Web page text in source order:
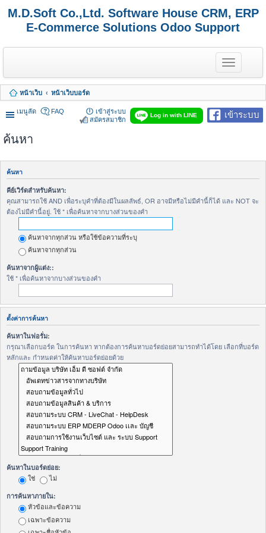
M.D.Soft Co.,Ltd. Software House CRM, ERP
E-Commerce Solutions Odoo Support
T
o
g
l
e
n
a
a
i
หน้าเว็บ หน้าเว็บบอร์ด
เมนูลัด เข้าระบบ
Log in with LINE
FAQ
เข้าสู่ระบบ
สมัครสมาชิก
ค้นหา
ค้นหา
คีย์เวิร์ดสำหรับค้นหา:
คุณสามารถใช้ AND เพื่อระบุคำที่ต้องมีในผลลัพธ์, OR อาจมีหรือไม่มีคำนี้ก็ได้ และ NOT จะ
ต้องไม่มีคำนี้อยู่. ใช้ * เพื่อค้นหาจากบางส่วนของคำ
ค้นหาจากทุกส่วน หรือใช้ข้อความที่ระบุ
ค้นหาจากทุกส่วน
ค้นหาจากผู้แต่ง::
ใช้ * เพื่อค้นหาจากบางส่วนของคำ
ตั้งค่าการค้นหา
ค้นหาในฟอรั่ม:
กรุณาเลือกบอร์ด ในการค้นหา หากต้องการค้นหาบอร์ดย่อยสามารถทำได้โดย เลือกที่บอร์ด
หลักและ กำหนดค่าให้ค้นหาบอร์ดย่อยด้วย
ค้นหาในบอร์ดย่อย:
ใช่ ไม่
การค้นหาภายใน:
หัวข้อและข้อความ
เฉพาะข้อความ